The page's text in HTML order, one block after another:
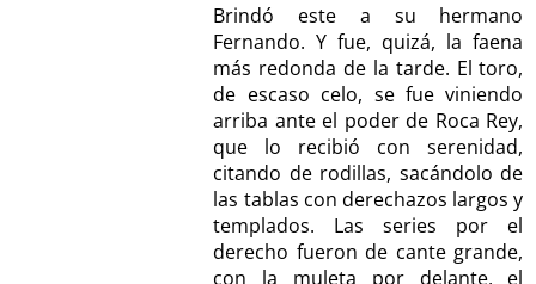
Brindó este a su hermano
Fernando. Y fue, quizá, la faena
más redonda de la tarde. El toro,
de escaso celo, se fue viniendo
arriba ante el poder de Roca Rey,
que lo recibió con serenidad,
citando de rodillas, sacándolo de
las tablas con derechazos largos y
templados. Las series por el
derecho fueron de cante grande,
con la muleta por delante, el